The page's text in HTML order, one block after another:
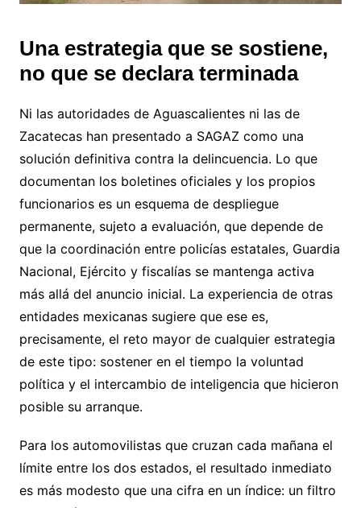
Una estrategia que se sostiene,
no que se declara terminada
Ni las autoridades de Aguascalientes ni las de
Zacatecas han presentado a SAGAZ como una
solución definitiva contra la delincuencia. Lo que
documentan los boletines oficiales y los propios
funcionarios es un esquema de despliegue
permanente, sujeto a evaluación, que depende de
que la coordinación entre policías estatales, Guardia
Nacional, Ejército y fiscalías se mantenga activa
más allá del anuncio inicial. La experiencia de otras
entidades mexicanas sugiere que ese es,
precisamente, el reto mayor de cualquier estrategia
de este tipo: sostener en el tiempo la voluntad
política y el intercambio de inteligencia que hicieron
posible su arranque.
Para los automovilistas que cruzan cada mañana el
límite entre los dos estados, el resultado inmediato
es más modesto que una cifra en un índice: un filtro